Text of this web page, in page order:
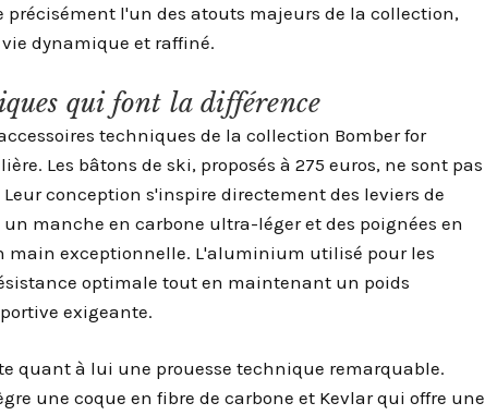
l'un des atouts majeurs de la collection,
dynamique et raffiné.
qui font la différence
techniques de la collection Bomber for
Les bâtons de ski, proposés à 275 euros, ne sont pas
conception s'inspire directement des leviers de
manche en carbone ultra-léger et des poignées en
main exceptionnelle. L'aluminium utilisé pour les
optimale tout en maintenant un poids
exigeante.
quant à lui une prouesse technique remarquable.
une coque en fibre de carbone et Kevlar qui offre une